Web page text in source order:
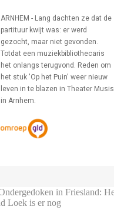
ARNHEM - Lang dachten ze dat de
partituur kwijt was: er werd
gezocht, maar niet gevonden.
Totdat een muziekbibliothecaris
het onlangs terugvond. Reden om
het stuk 'Op het Puin' weer nieuw
leven in te blazen in Theater Musis
in Arnhem.